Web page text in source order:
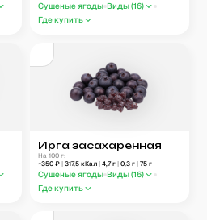
Сушеные ягоды Виды (16)
Где купить
Ирга засахаренная
На 100 г:
~350 ₽ | 317,5 кКал | 4,7г | 0,3 г | 75 г
Сушеные ягоды Виды (16)
Где купить